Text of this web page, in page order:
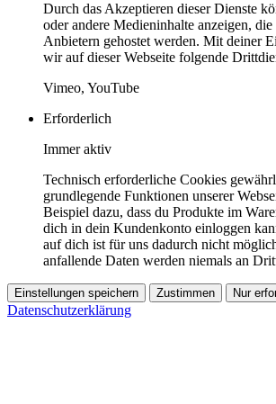
Durch das Akzeptieren dieser Dienste
oder andere Medieninhalte anzeigen,
Anbietern gehostet werden. Mit deiner
wir auf dieser Webseite folgende
Vimeo, YouTube
Erforderlich
Immer aktiv
Technisch erforderliche Cookies
grundlegende Funktionen unserer
Beispiel dazu, dass du Produkte im
dich in dein Kundenkonto einloggen
auf dich ist für uns dadurch nicht
anfallende Daten werden niemals an
Einstellungen speichern Zustimmen Nur
Datenschutzerklärung